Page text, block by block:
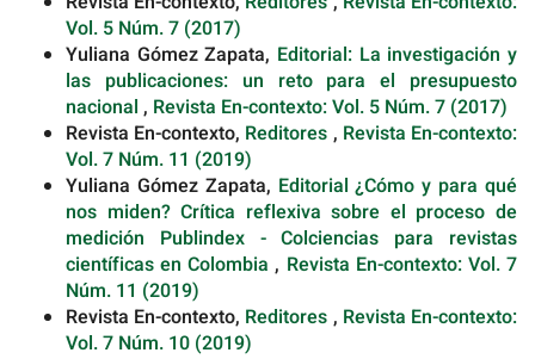
Vol. 5 Núm. 7 (2017)
Yuliana Gómez Zapata, Editorial: La investigación y
las publicaciones: un reto para el presupuesto
nacional , Revista En-contexto: Vol. 5 Núm. 7 (2017)
Revista En-contexto, Reditores , Revista En-contexto:
Vol. 7 Núm. 11 (2019)
Yuliana Gómez Zapata, Editorial ¿Cómo y para qué
nos miden? Crítica reflexiva sobre el proceso de
medición Publindex - Colciencias para revistas
científicas en Colombia, Revista En-contexto: Vol. 7
Núm. 11 (2019)
Revista En-contexto, Reditores , Revista En-contexto:
Vol. 7 Núm. 10 (2019)